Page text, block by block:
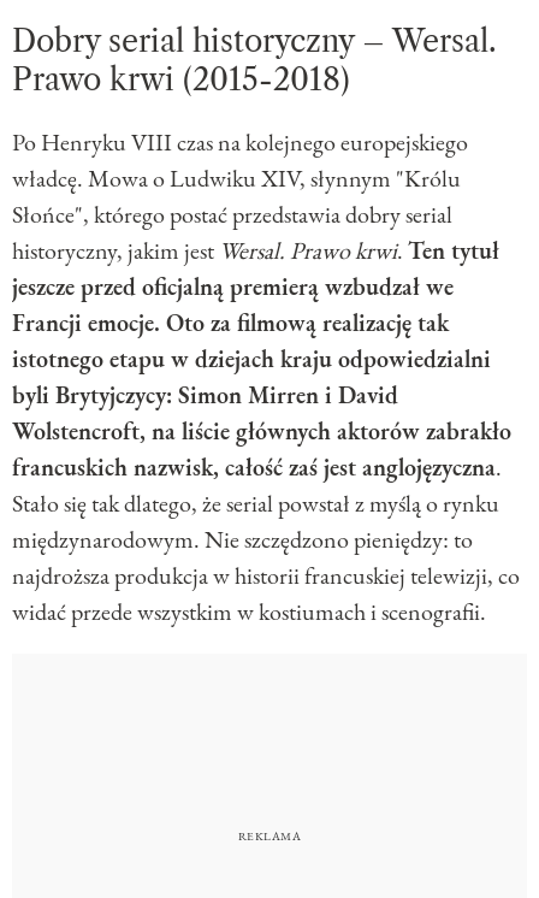
Dobry serial historyczny – Wersal.
Prawo krwi (2015-2018)
Po Henryku VIII czas na kolejnego europejskiego
władcę. Mowa o Ludwiku XIV, słynnym "Królu
Słońce", którego postać przedstawia dobry serial
historyczny, jakim jest Wersal. Prawo krwi.Ten tytuł
jeszcze przed oficjalną premierą wzbudzał we
Francji emocje. Oto za filmową realizację tak
istotnego etapu w dziejach kraju odpowiedzialni
byli Brytyjczycy: Simon Mirren i David
Wolstencroft, na liście głównych aktorów zabrakło
francuskich nazwisk, całość zaś jest anglojęzyczna.
Stało się tak dlatego, że serial powstał z myślą o rynku
międzynarodowym. Nie szczędzono pieniędzy: to
najdroższa produkcja w historii francuskiej telewizji, co
widać przede wszystkim w kostiumach i scenografii.